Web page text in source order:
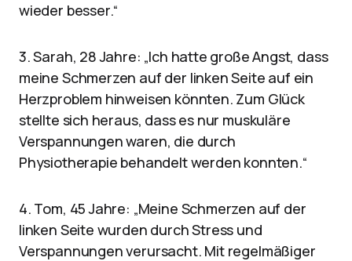
wieder besser.“
3. Sarah, 28 Jahre: „Ich hatte große Angst, dass
meine Schmerzen auf der linken Seite auf ein
Herzproblem hinweisen könnten. Zum Glück
stellte sich heraus, dass es nur muskuläre
Verspannungen waren, die durch
Physiotherapie behandelt werden konnten.“
4. Tom, 45 Jahre: „Meine Schmerzen auf der
linken Seite wurden durch Stress und
Verspannungen verursacht. Mit regelmäßiger